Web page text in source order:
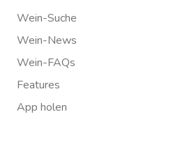
Wein-Suche
Wein-News
Wein-FAQs
Features
App holen